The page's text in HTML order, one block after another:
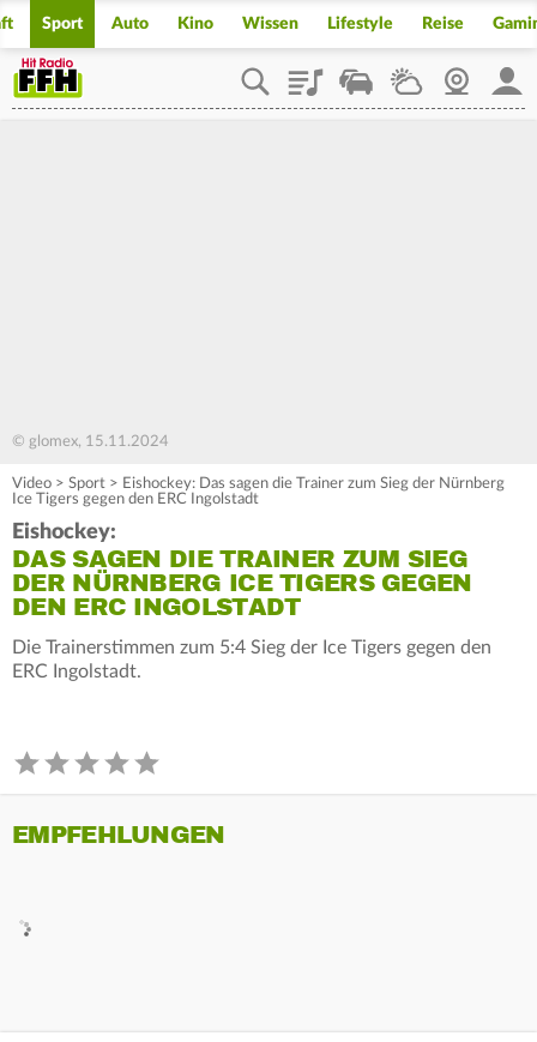
Sport Auto Kino Wissen Lifestyle Reise
PlaylistStaupilotWetterWebcam
© glomex, 15.11.2024
Video > Sport > Eishockey: Das sagen die Trainer zum Sieg der Nürnberg
Ice Tigers gegen den ERC Ingolstadt
Eishockey:
DAS SAGEN DIE TRAINER ZUM SIEG
DER NÜRNBERG ICE TIGERS GEGEN
DEN ERC INGOLSTADT
Die Trainerstimmen zum 5:4 Sieg der Ice Tigers gegen den
ERC Ingolstadt.
EMPFEHLUNGEN